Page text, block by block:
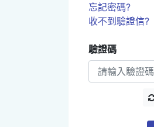
忘記密碼?
收不到驗證信?
驗證碼